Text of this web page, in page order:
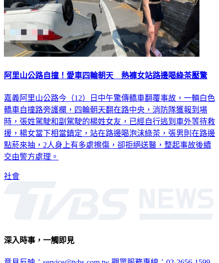
阿里山公路自撞！愛車四輪朝天 熱褲女站路邊喝綠茶壓驚
嘉義阿里山公路今（12）日中午驚傳轎車翻覆事故，一輛白色
轎車自撞路旁護欄，四輪朝天翻在路中央，消防隊獲報到場
時，張姓駕駛和副駕駛的楊姓女友，已經自行逃到車外等待救
援，楊女當下相當鎮定，站在路邊喝泡沫綠茶，張男則在路邊
點菸來抽，2人身上有多處擦傷，卻拒絕送醫，整起事故後續
交由警方處理。
社會
深入時事，一觸即見